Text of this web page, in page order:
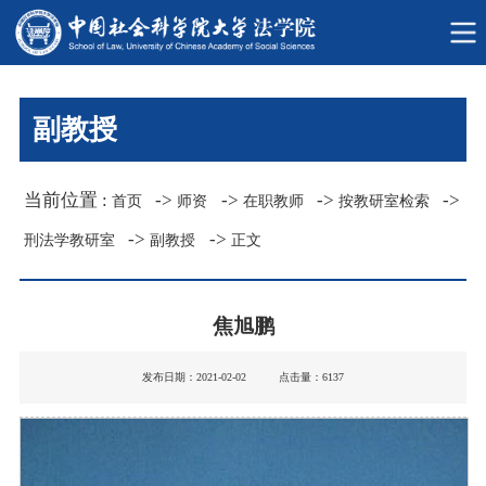
副教授
当前位置 :首页 -> 师资 -> 在职教师 ->按教研室检索 ->
刑法学教研室 ->副教授 -> 正文
焦旭鹏
发布日期：2021-02-02 点击量： 6137